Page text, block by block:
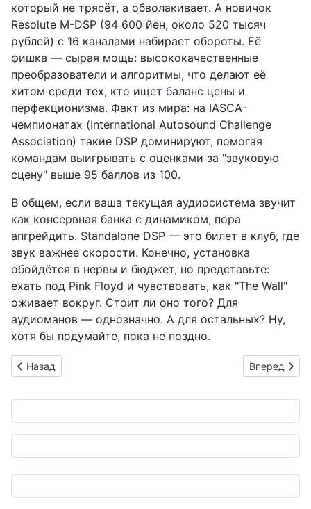
который не трясёт, а обволакивает. А новичок
Resolute M-DSP (94 600 йен, около 520 тысяч
рублей) с 16 каналами набирает обороты. Её
фишка — сырая мощь: высококачественные
преобразователи и алгоритмы, что делают её
хитом среди тех, кто ищет баланс цены и
перфекционизма. Факт из мира: на IASCA-
чемпионатах (International Autosound Challenge
Association) такие DSP доминируют, помогая
командам выигрывать с оценками за "звуковую
сцену" выше 95 баллов из 100.
В общем, если ваша текущая аудиосистема звучит
как консервная банка с динамиком, пора
апгрейдить. Standalone DSP — это билет в клуб, где
звук важнее скорости. Конечно, установка
обойдётся в нервы и бюджет, но представьте:
ехать под Pink Floyd и чувствовать, как "The Wall"
оживает вокруг. Стоит ли оно того? Для
аудиоманов — однозначно. А для остальных? Ну,
хотя бы подумайте, пока не поздно.
Предыдущий: 63-я Всеяпонская выставка моделей:
Назад Следующий:
Вперед